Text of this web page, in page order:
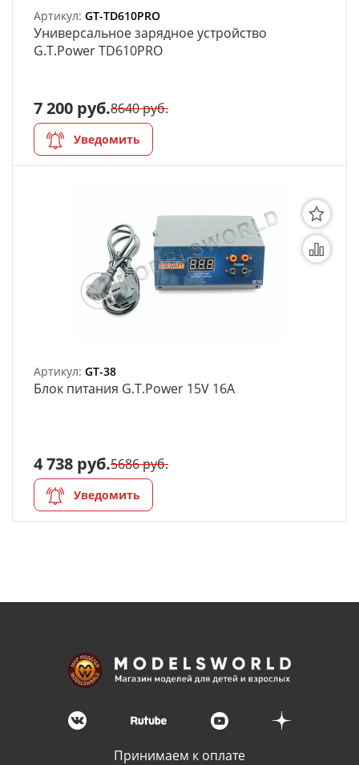
Артикул: GT-TD610PRO
Универсальное зарядное устройство
G.T.Power TD610PRO
7 200 руб.8640 руб.
Уведомить
Артикул: GT-38
Блок питания G.T.Power 15V 16A
4 738 руб.5686 руб.
Уведомить
Принимаем к оплате